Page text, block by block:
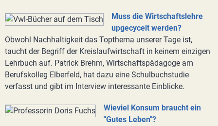
Muss die Wirtschaftslehre
upgecycelt werden?
Obwohl Nachhaltigkeit das Topthema unserer Tage ist,
taucht der Begriff der Kreislaufwirtschaft in keinem einzigen
Lehrbuch auf. Patrick Brehm, Wirtschaftspädagoge am
Berufskolleg Elberfeld, hat dazu eine Schulbuchstudie
verfasst und gibt im Interview interessante Einblicke.
Wieviel Konsum braucht ein
"Gutes Leben"?